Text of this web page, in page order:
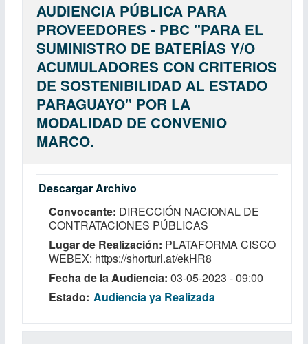
AUDIENCIA PÚBLICA PARA
PROVEEDORES - PBC ''PARA EL
SUMINISTRO DE BATERÍAS Y/O
ACUMULADORES CON CRITERIOS
DE SOSTENIBILIDAD AL ESTADO
PARAGUAYO'' POR LA
MODALIDAD DE CONVENIO
MARCO.
Descargar Archivo
Convocante DIRECCIÓN NACIONAL DE
CONTRATACIONES PÚBLICAS
Lugar de Realización PLATAFORMA CISCO
WEBEX: https://shorturl.at/ekHR8
Fecha de la Audiencia 03-05-2023 - 09:00
Estado Audiencia ya Realizada